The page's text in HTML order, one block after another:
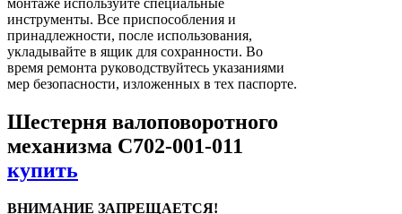
монтаже используйте специальные
инструменты. Все приспособления и
принадлежности, после использования,
укладывайте в ящик для сохранности. Во
время ремонта руководствуйтесь указаниями
мер безопасности, изложенных в тех паспорте.
Шестерня валоповоротного
механизма С702-001-011
купить
ВНИМАНИЕ ЗАПРЕЩАЕТСЯ!